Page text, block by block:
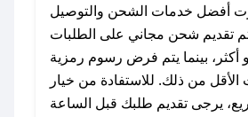
أو البريد الإلكتروني لإضافته
بسرعة.
### كيفية استخدام كود خصم قاردن ارت؟
1. انسخ كود الخصم من تطبيق صحصح.
أفضل خدمات الشحن والتوصيل
تقديم شحن مجاني على الطلبات
أكثر، بينما يتم فرض رسوم رمزية
الأقل من ذلك. للاستفادة من خيار